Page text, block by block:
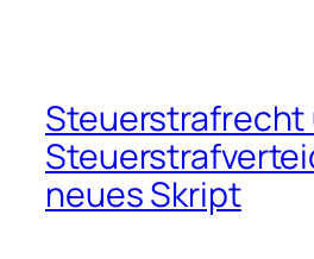
Steuerstrafrecht
neues Skript